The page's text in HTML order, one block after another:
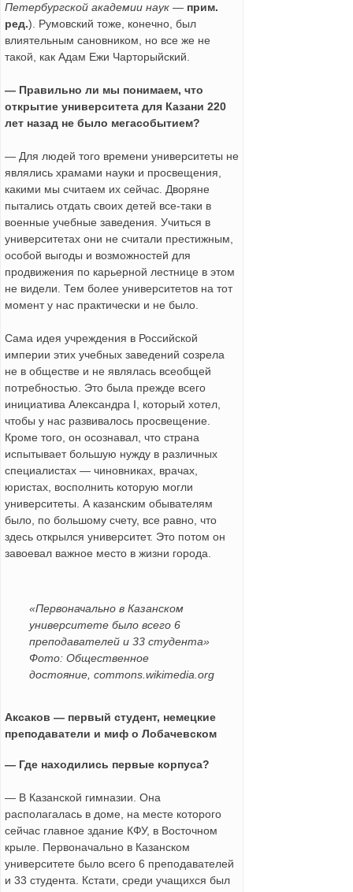
Петербургской академии наук — прим.
ред.). Румовский тоже, конечно, был
влиятельным сановником, но все же не
такой, как Адам Ежи Чарторыйский.
— Правильно ли мы понимаем, что
открытие университета для Казани 220
лет назад не было мегасобытием?
— Для людей того времени университеты не
являлись храмами науки и просвещения,
какими мы считаем их сейчас. Дворяне
пытались отдать своих детей все-таки в
военные учебные заведения. Учиться в
университетах они не считали престижным,
особой выгоды и возможностей для
продвижения по карьерной лестнице в этом
не видели. Тем более университетов на тот
момент у нас практически и не было.
Сама идея учреждения в Российской
империи этих учебных заведений созрела
не в обществе и не являлась всеобщей
потребностью. Это была прежде всего
инициатива Александра I, который хотел,
чтобы у нас развивалось просвещение.
Кроме того, он осознавал, что страна
испытывает большую нужду в различных
специалистах — чиновниках, врачах,
юристах, восполнить которую могли
университеты. А казанским обывателям
было, по большому счету, все равно, что
здесь открылся университет. Это потом он
завоевал важное место в жизни города.
«Первоначально в Казанском
университете было всего 6
преподавателей и 33 студента»
Фото: Общественное
достояние, commons.wikimedia.org
Аксаков — первый студент, немецкие
преподаватели и миф о Лобачевском
— Где находились первые корпуса?
— В Казанской гимназии. Она
располагалась в доме, на месте которого
сейчас главное здание КФУ, в Восточном
крыле. Первоначально в Казанском
университете было всего 6 преподавателей
и 33 студента. Кстати, среди учащихся был